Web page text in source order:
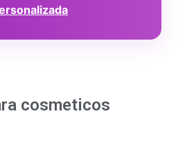
cosmeticos